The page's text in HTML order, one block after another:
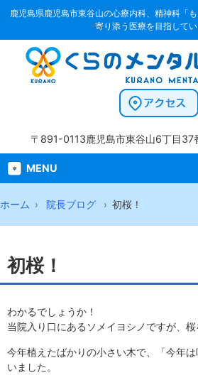
鹿児島県鹿児島市東谷山の心療内科、精神科「
寄り添う医療を目指してい
〒891-0113鹿児島市東谷山6丁目
MENU
ホーム 院長ブログ 初桜！
初桜！
わかるでしょうか！
当院入り口にあるソメイヨシノですが、桜
今年植えたばかりの小さい木で、「今年
いました。